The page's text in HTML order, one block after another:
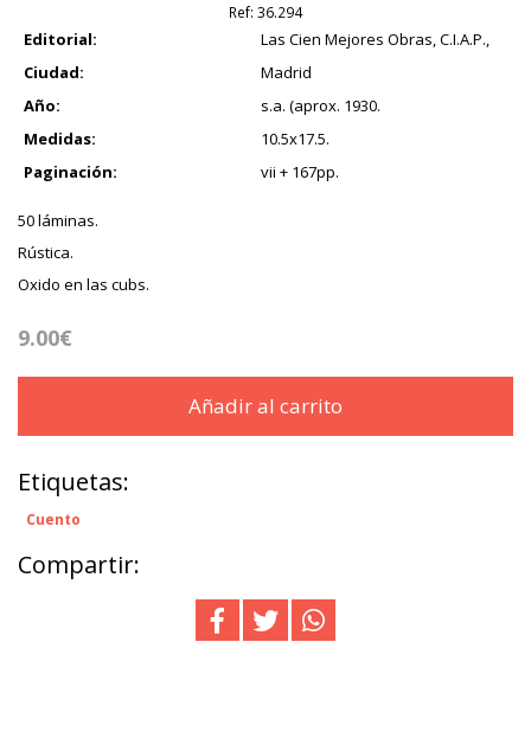
Ref: 36.294
Editorial:
Las Cien Mejores Obras, C.I.A.P.,
Ciudad:
Madrid
Año:
s.a. (aprox. 1930.
Medidas:
10.5x17.5.
Paginación:
vii + 167pp.
50 láminas.
Rústica.
Oxido en las cubs.
9.00€
Añadir al carrito
Etiquetas:
Cuento
Compartir: